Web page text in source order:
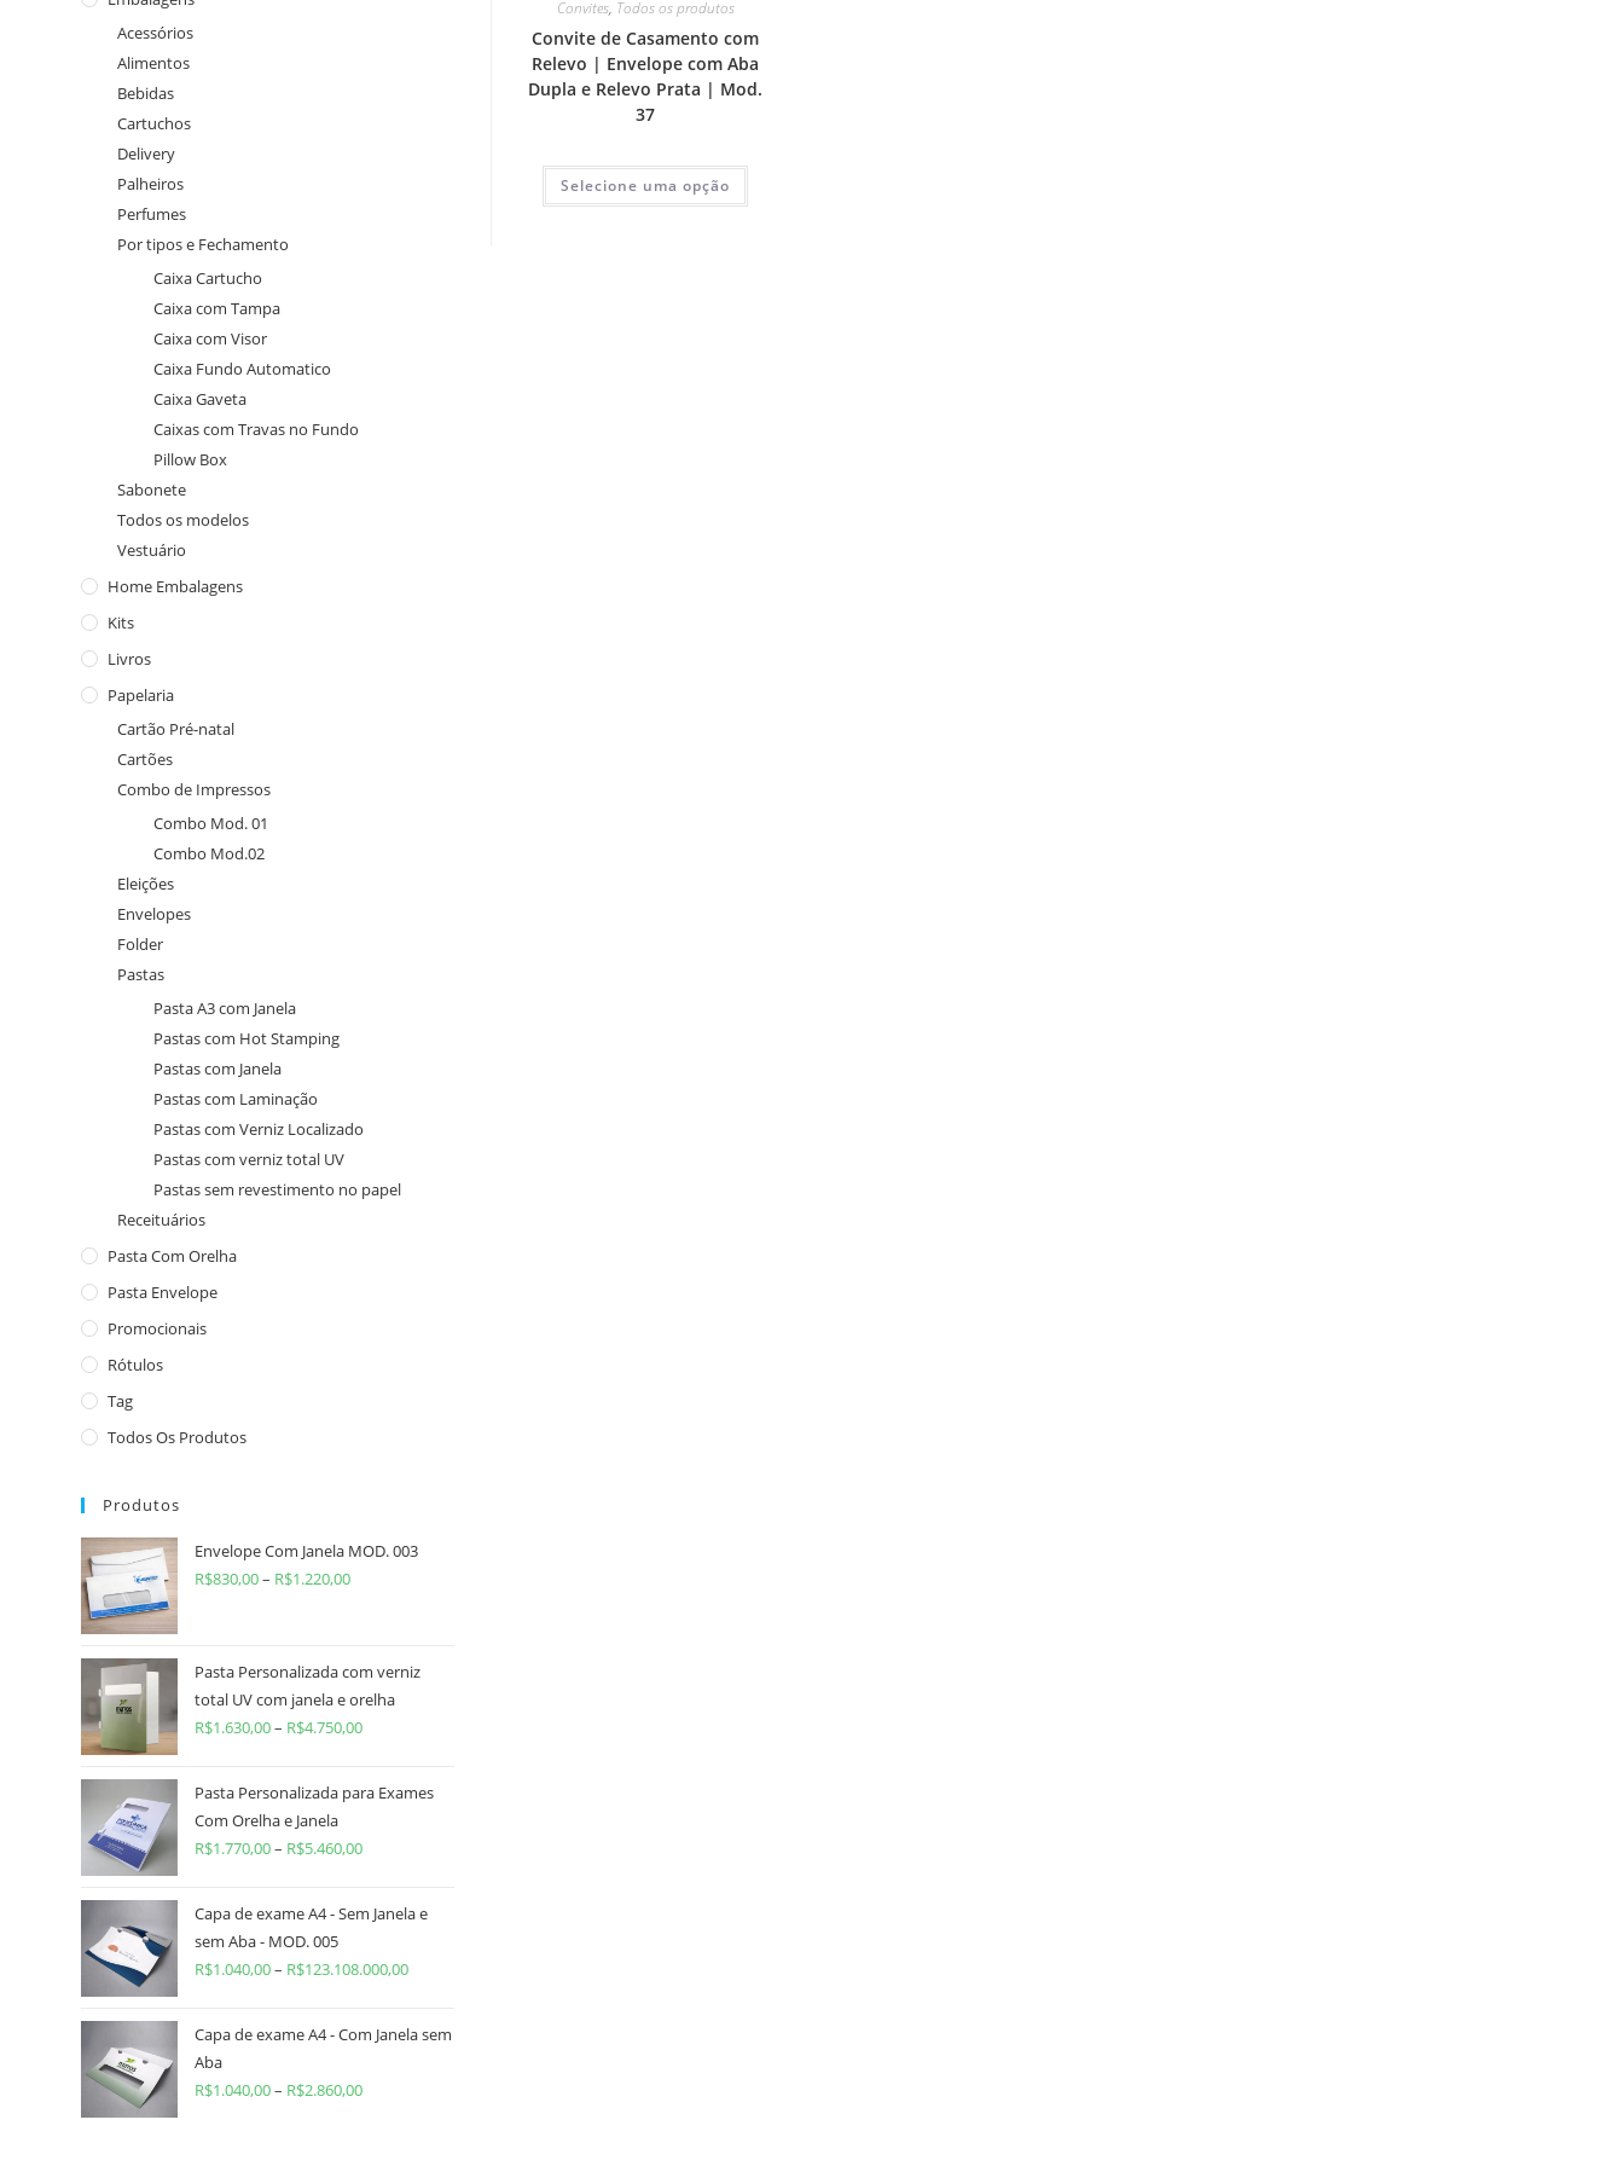
Convites, Todos os produtos
Convite de Casamento com
Relevo | Envelope com Aba
Dupla e Relevo Prata | Mod.
37
Selecione uma opção
Acessórios
Alimentos
Bebidas
Cartuchos
Delivery
Palheiros
Perfumes
Por tipos e Fechamento
Caixa Cartucho
Caixa com Tampa
Caixa com Visor
Caixa Fundo Automatico
Caixa Gaveta
Caixas com Travas no Fundo
Pillow Box
Sabonete
Todos os modelos
Vestuário
Home Embalagens
Kits
Livros
Papelaria
Cartão Pré-natal
Cartões
Combo de Impressos
Combo Mod. 01
Combo Mod.02
Eleições
Envelopes
Folder
Pastas
Pasta A3 com Janela
Pastas com Hot Stamping
Pastas com Janela
Pastas com Laminação
Pastas com Verniz Localizado
Pastas com verniz total UV
Pastas sem revestimento no papel
Receituários
Pasta Com Orelha
Pasta Envelope
Promocionais
Rótulos
Tag
Todos Os Produtos
Produtos
Envelope Com Janela MOD. 003
R$830,00– R$1.220,00
Pasta Personalizada com verniz
total UV com janela e orelha
R$1.630,00– R$4.750,00
Pasta Personalizada para Exames
Com Orelha e Janela
R$1.770,00– R$5.460,00
Capa de exame A4 - Sem Janela e
sem Aba - MOD. 005
R$1.040,00– R$123.108.000,00
Capa de exame A4 - Com Janela sem
Aba
R$1.040,00– R$2.860,00